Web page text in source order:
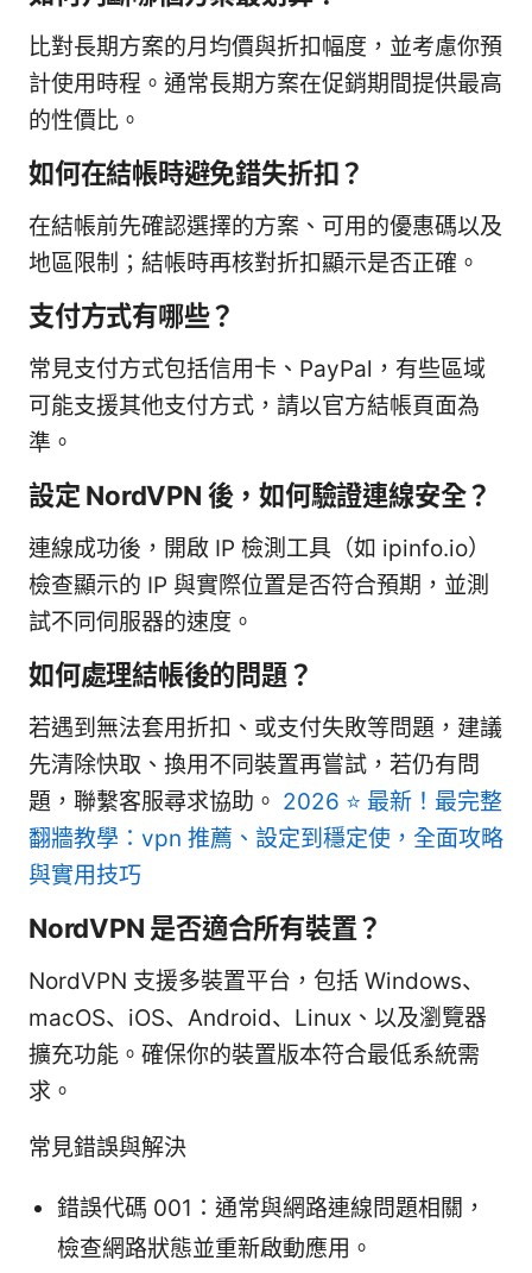
比對長期方案的月均價與折扣幅度，並考慮你預
計使用時程。通常長期方案在促銷期間提供最高
的性價比。
如何在結帳時避免錯失折扣？
在結帳前先確認選擇的方案、可用的優惠碼以及
地區限制；結帳時再核對折扣顯示是否正確。
支付方式有哪些？
常見支付方式包括信用卡、PayPal，有些區域
可能支援其他支付方式，請以官方結帳頁面為
準。
設定 NordVPN 後，如何驗證連線安全？
連線成功後，開啟 IP 檢測工具（如 ipinfo.io）
檢查顯示的 IP 與實際位置是否符合預期，並測
試不同伺服器的速度。
如何處理結帳後的問題？
若遇到無法套用折扣、或支付失敗等問題，建議
先清除快取、換用不同裝置再嘗試，若仍有問
題，聯繫客服尋求協助。 2026 ⭐ 最新！最完整
翻牆教學：vpn 推薦、設定到穩定使，全面攻略
與實用技巧
NordVPN 是否適合所有裝置？
NordVPN 支援多裝置平台，包括 Windows、
macOS、iOS、Android、Linux、以及瀏覽器
擴充功能。確保你的裝置版本符合最低系統需
求。
常見錯誤與解決
錯誤代碼 001：通常與網路連線問題相關，
檢查網路狀態並重新啟動應用。